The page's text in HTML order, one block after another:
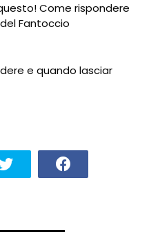
Come rispondere
Fantoccio
e quando lasciar